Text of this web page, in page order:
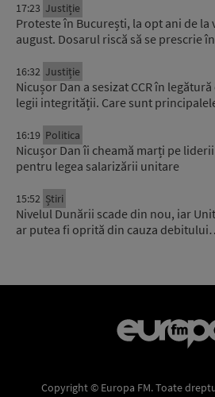
17:23 Justiție
Proteste în București, la opt ani de la
august. Dosarul riscă să se prescrie
16:32 Justiție
Nicușor Dan a sesizat CCR în
legii integrității. Care sunt
16:19 Politica
Nicușor Dan îi cheamă marți pe
pentru legea salarizării unitare
15:52 Știri
Nivelul Dunării scade din nou, iar
ar putea fi oprită din cauza
Copyright © Europa FM. Toate